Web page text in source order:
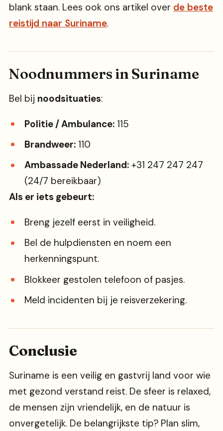
blank staan. Lees ook ons artikel over de beste
reistijd naar Suriname.
Noodnummers in Suriname
Bel bij noodsituaties:
Politie / Ambulance:115
Brandweer:110
Ambassade Nederland:+31 247 247 247
(24/7 bereikbaar)
Als er iets gebeurt:
Breng jezelf eerst in veiligheid.
Bel de hulpdiensten en noem een
herkenningspunt.
Blokkeer gestolen telefoon of pasjes.
Meld incidenten bij je reisverzekering.
Conclusie
Suriname is een veilig en gastvrij land voor wie
met gezond verstand reist. De sfeer is relaxed,
de mensen zijn vriendelijk, en de natuur is
onvergetelijk. De belangrijkste tip? Plan slim,